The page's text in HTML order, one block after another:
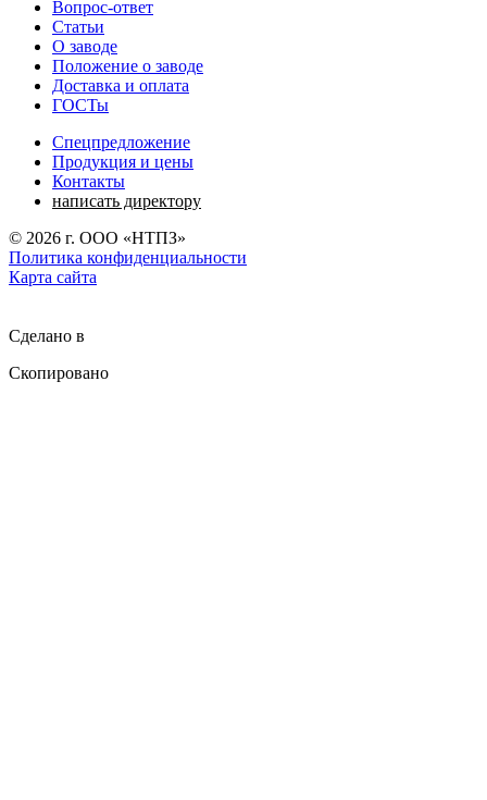
Вопрос-ответ
Статьи
О заводе
Положение о заводе
Доставка и оплата
ГОСТы
Спецпредложение
Продукция и цены
Контакты
написать директору
© 2026 г. ООО «НТПЗ»
Политика конфиденциальности
Карта сайта
Сделано в
Скопировано